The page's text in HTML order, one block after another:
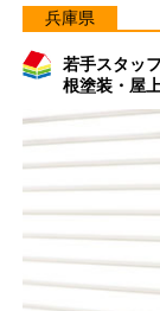
兵庫県
若手スタッ
根塗装・屋